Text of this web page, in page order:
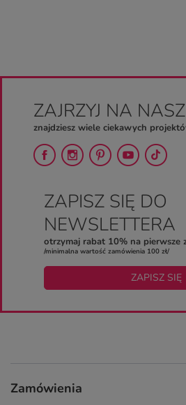
ZAJRZYJ NA
znajdziesz wiele ciekawych
ZAPISZ SIĘ DO
NEWSLETTERA
otrzymaj rabat 10% na pierwsze
/minimalna wartość zamówienia 100 zł/
ZAPISZ SIĘ
Zamówienia